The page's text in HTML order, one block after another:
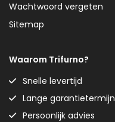
Wachtwoord vergeten
Sitemap
Waarom Trifurno?
Snelle levertijd
Lange garantietermijn
Persoonlijk advies